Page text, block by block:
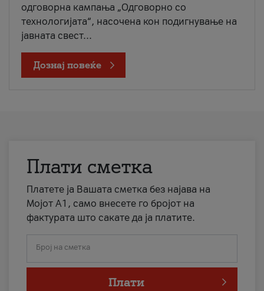
одговорна кампања „Одговорно со
технологијата“, насочена кон подигнување на
јавната свест...
Дознај повеќе
Плати сметка
Платете ја Вашата сметка без најава на
Мојот А1, само внесете го бројот на
фактурата што сакате да ја платите.
Број на сметка
Плати